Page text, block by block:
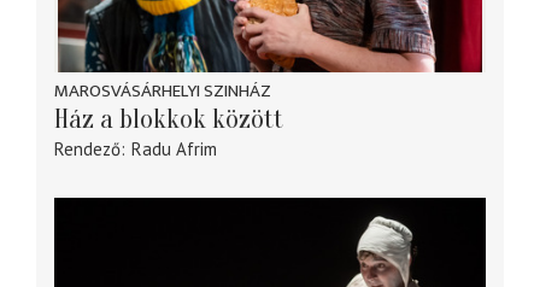
MAROSVÁSÁRHELYI SZINHÁZ
Ház a blokkok között
Rendező Radu Afrim